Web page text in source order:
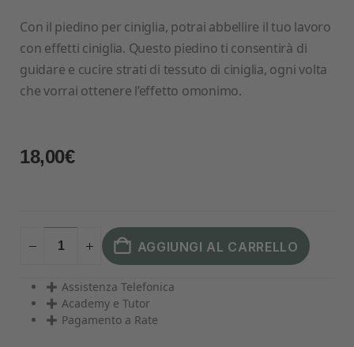
Con il piedino per ciniglia, potrai abbellire il tuo lavoro
con effetti ciniglia. Questo piedino ti consentirà di
guidare e cucire strati di tessuto di ciniglia, ogni volta
che vorrai ottenere l’effetto omonimo.
18,00€
AGGIUNGI AL CARRELLO
Assistenza Telefonica
Academy e Tutor
Pagamento a Rate